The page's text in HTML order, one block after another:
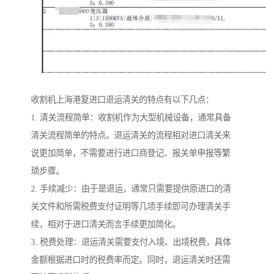
收割机上海港复进口退运清关的特点有以下几点：
1. 清关流程简单：收割机作为大型机械设备，通常具备
清关流程简单的特点。退运清关的流程相对进口清关来
说更加简单，不需要进行进口商登记、报关单申报等繁
琐步骤。
2. 手续减少：由于是退运，通常只需要提供原进口的清
关文件和所需税费支付证明等几项手续即可办理清关手
续，相对于进口清关而言手续更加简化。
3. 税费处理：退运清关需要支付入境、出境税费，具体
金额根据进口时的税费率而定。同时，退运清关时还需